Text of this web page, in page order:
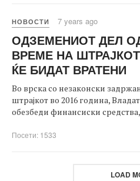
НОВОСТИ 7 years ago
ОДЗЕМЕНИОТ ДЕЛ
ВРЕМЕ НА ШТРАЈКОТ
ЌЕ БИДАТ ВРАТЕНИ
Во врска со незаконски
штрајкот во 2016 година,
обезбеди финансиски средства,
Посети: 1533
LOAD